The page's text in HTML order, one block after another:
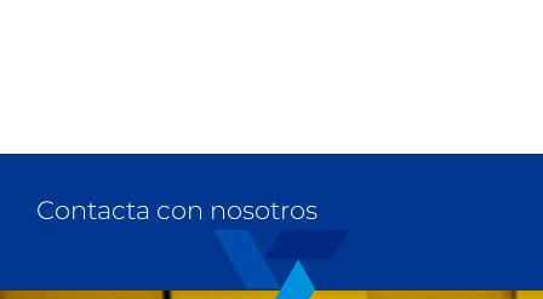
Contacta con nosotros